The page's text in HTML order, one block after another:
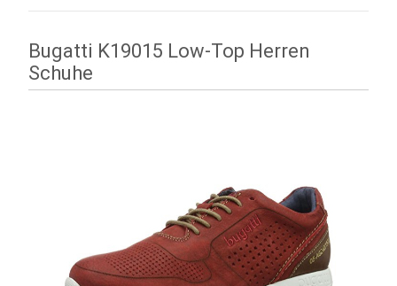
Bugatti K19015 Low-Top Herren
Schuhe